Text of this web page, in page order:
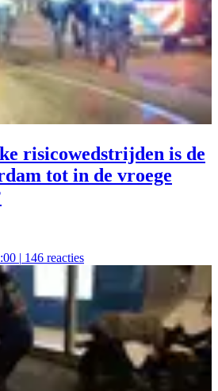
risicowedstrijden is de
tot in de vroege
| 146 reacties